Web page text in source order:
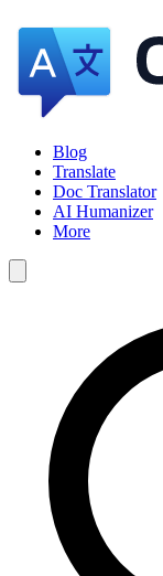
Blog
Translate
Doc Translator
AI Humanizer
More